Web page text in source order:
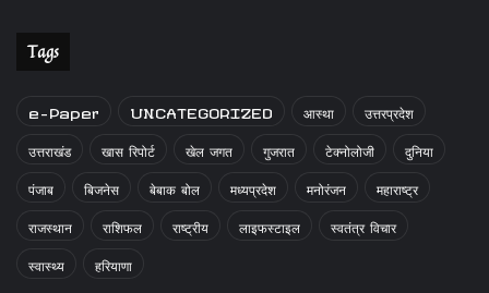
Tags
e-Paper UNCATEGORIZED आस्था उत्तरप्रदेश
उत्तराखंड खास रिपोर्ट खेल जगत गुजरात टेक्नोलोजी दुनिया
पंजाब बिजनेस बेबाक बोल मध्यप्रदेश मनोरंजन महाराष्ट्र
राजस्थान राशिफल राष्ट्रीय लाइफस्टाइल स्वतंत्र विचार
स्वास्थ्य हरियाणा